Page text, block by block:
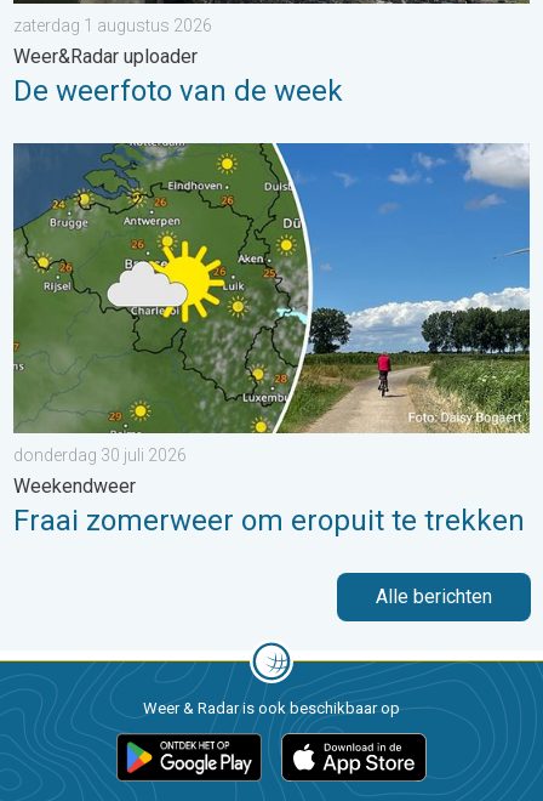
zaterdag 1 augustus 2026
Weer&Radar uploader
De weerfoto van de week
Fraai zomerweer om eropuit te trekken. Weekendweer. . .
donderdag 30 juli 2026
Weekendweer
Fraai zomerweer om eropuit te trekken
Alle berichten
Weer & Radar is ook beschikbaar op